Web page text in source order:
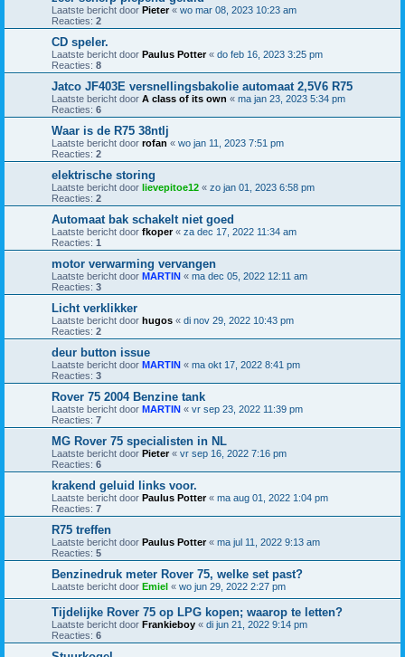
Laatste bericht door Pieter« wo mar 08, 2023 10:23 am
Reacties: 2
CD speler.
Laatste bericht door Paulus Potter« do feb 16, 2023 3:25 pm
Reacties: 8
Jatco JF403E versnellingsbakolie automaat 2,5V6 R75
Laatste bericht door A class of its own « ma jan 23, 2023 5:34 pm
Reacties: 6
Waar is de R75 38ntlj
Laatste bericht door rofan « wo jan 11, 2023 7:51 pm
Reacties: 2
elektrische storing
Laatste bericht door lievepitoe12 « zo jan 01, 2023 6:58 pm
Reacties: 2
Automaat bak schakelt niet goed
Laatste bericht door fkoper« za dec 17, 2022 11:34 am
Reacties: 1
motor verwarming vervangen
Laatste bericht door MARTIN « ma dec 05, 2022 12:11 am
Reacties: 3
Licht verklikker
Laatste bericht door hugos « di nov 29, 2022 10:43 pm
Reacties: 2
deur button issue
Laatste bericht door MARTIN « ma okt 17, 2022 8:41 pm
Reacties: 3
Rover 75 2004 Benzine tank
Laatste bericht door MARTIN « vr sep 23, 2022 11:39 pm
Reacties: 7
MG Rover 75 specialisten in NL
Laatste bericht door Pieter« vr sep 16, 2022 7:16 pm
Reacties: 6
krakend geluid links voor.
Laatste bericht door Paulus Potter« ma aug 01, 2022 1:04 pm
Reacties: 7
R75 treffen
Laatste bericht door Paulus Potter« ma jul 11, 2022 9:13 am
Reacties: 5
Benzinedruk meter Rover 75, welke set past?
Laatste bericht door Emiel « wo jun 29, 2022 2:27 pm
Tijdelijke Rover 75 op LPG kopen; waarop te letten?
Laatste bericht door Frankieboy « di jun 21, 2022 9:14 pm
Reacties: 6